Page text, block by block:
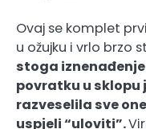
Ovaj se komplet
u ožujku i vrlo brzo
stoga
povratku u sklopu
razveselila sve
uspjeli “uloviti”.